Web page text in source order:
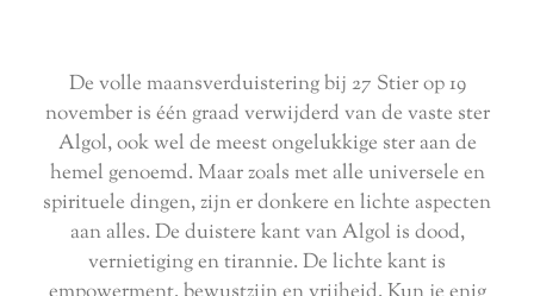
De volle maansverduistering bij 27 Stier op 19
november is één graad verwijderd van de vaste ster
Algol, ook wel de meest ongelukkige ster aan de
hemel genoemd. Maar zoals met alle universele en
spirituele dingen, zijn er donkere en lichte aspecten
aan alles. De duistere kant van Algol is dood,
vernietiging en tirannie. De lichte kant is